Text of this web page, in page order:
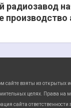
радиозавод
сайте взяты из открытых
целях. Права на
сайта ответственности